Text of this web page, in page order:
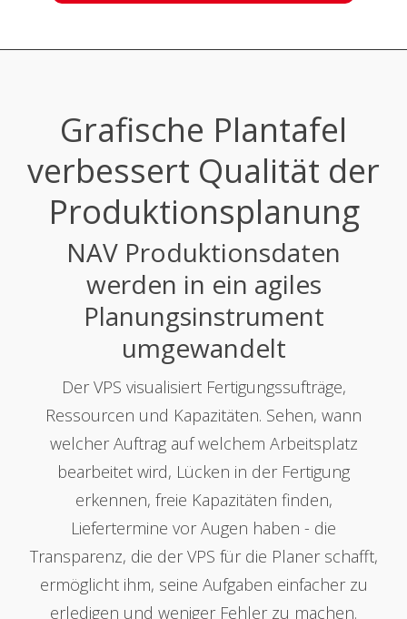
Grafische Plantafel
verbessert Qualität der
Produktionsplanung
NAV Produktionsdaten
werden in ein agiles
Planungsinstrument
umgewandelt
Der VPS visualisiert Fertigungssufträge,
Ressourcen und Kapazitäten. Sehen, wann
welcher Auftrag auf welchem Arbeitsplatz
bearbeitet wird, Lücken in der Fertigung
erkennen, freie Kapazitäten finden,
Liefertermine vor Augen haben - die
Transparenz, die der VPS für die Planer schafft,
ermöglicht ihm, seine Aufgaben einfacher zu
erledigen und weniger Fehler zu machen.